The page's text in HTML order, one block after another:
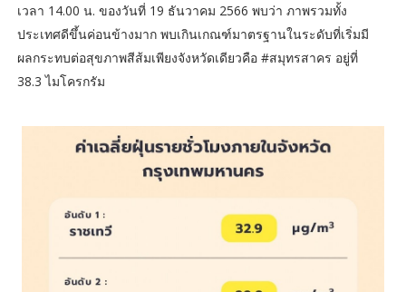
เวลา 14.00 น. ของวันที่ 19 ธันวาคม 2566 พบว่า ภาพรวมทั้ง
ประเทศดีขึ้นค่อนข้างมาก พบเกินเกณฑ์มาตรฐานในระดับที่เริ่มมี
ผลกระทบต่อสุขภาพสีส้มเพียงจังหวัดเดียวคือ #สมุทรสาคร อยู่ที่
38.3 ไมโครกรัม